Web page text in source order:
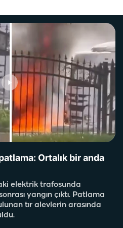
Ortalık bir anda
elektrik trafosunda
yangın çıktı. Patlama
tır alevlerin arasında